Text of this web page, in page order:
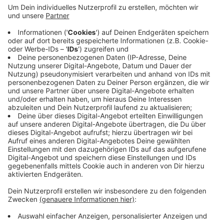
Anzeige
Den Link zu dem digitalen Schulrundgang des Annette
von Droste Hülshoff Gymnasium finden Siehier.
Hier finde Sie noch dasVideo.
Anzeige
Anzeige